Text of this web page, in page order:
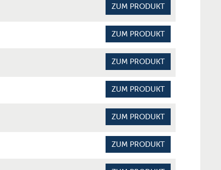
ZUM PRODUKT
ZUM PRODUKT
ZUM PRODUKT
ZUM PRODUKT
ZUM PRODUKT
ZUM PRODUKT